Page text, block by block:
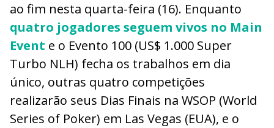
ao fim nesta quarta-feira (16). Enquanto
quatro jogadores seguem vivos no Main
Event e o Evento 100 (US$ 1.000 Super
Turbo NLH) fecha os trabalhos em dia
único, outras quatro competições
realizarão seus Dias Finais na WSOP (World
Series of Poker) em Las Vegas (EUA), e o